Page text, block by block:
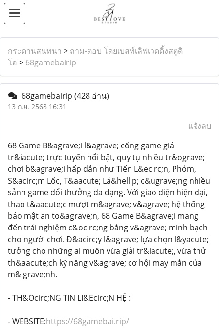
กระดานสนทนา > ถาม-ตอบ โดยเบสท์เลิฟเวดดิ้งสตูดิ
โอ > 68gamebairip
68gamebairip (428 อ่าน)
13 ก.ย. 2568 16:31
แจ้งลบ
68 Game B&agrave;i l&agrave; cổng game giải
tr&iacute; trực tuyến nổi bật, quy tụ nhiều tr&ograve;
chơi b&agrave;i hấp dẫn như Tiến L&ecirc;n, Phỏm,
S&acirc;m Lốc, T&aacute; Lả&hellip; c&ugrave;ng nhiều
sảnh game đổi thưởng đa dạng. Với giao diện hiện đại,
thao t&aacute;c mượt m&agrave; v&agrave; hệ thống
bảo mật an to&agrave;n, 68 Game B&agrave;i mang
đến trải nghiệm c&ocirc;ng bằng v&agrave; minh bạch
cho người chơi. Đ&acirc;y l&agrave; lựa chọn l&yacute;
tưởng cho những ai muốn vừa giải tr&iacute;, vừa thử
th&aacute;ch kỹ năng v&agrave; cơ hội may mắn của
m&igrave;nh.
- TH&Ocirc;NG TIN LI&Ecirc;N HỆ :
- WEBSITE:https://68gamebai.rip/